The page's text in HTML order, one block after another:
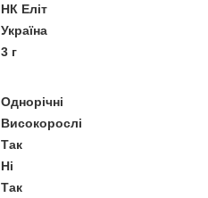
НК Еліт
Україна
3 г
Однорічні
Високорослі
Так
Ні
Так